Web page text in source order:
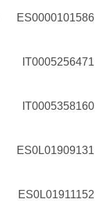
ES0000101586
IT0005256471
IT0005358160
ES0L01909131
ES0L01911152